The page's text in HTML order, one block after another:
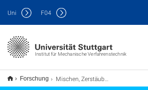
Institut für Mechanische Verfahrenstechnik
Uni F04
Forschung Mischen, Zerstäuben